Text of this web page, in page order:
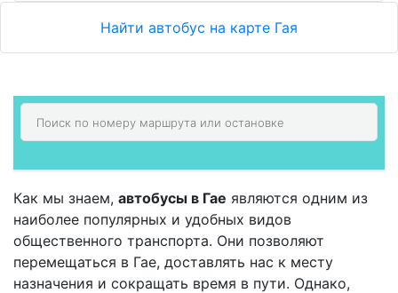
Найти автобус на карте Гая
Как мы знаем, автобусы в Гае являются одним из
наиболее популярных и удобных видов
общественного транспорта. Они позволяют
перемещаться в Гае, доставлять нас к месту
назначения и сокращать время в пути. Однако,